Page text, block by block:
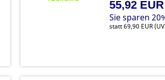
55,92 EUR
Sie sparen
statt69,90 EUR(